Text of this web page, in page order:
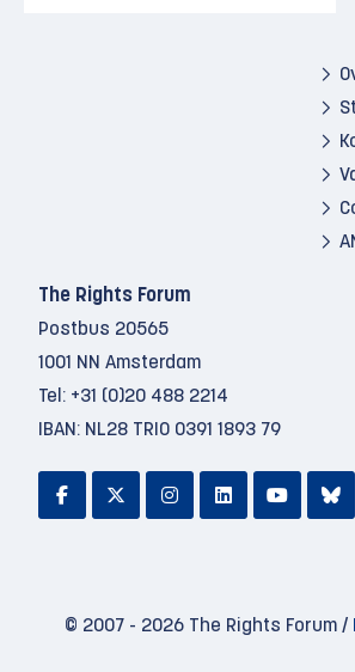
The Rights Forum
Postbus 20565
1001 NN Amsterdam
Tel: +31 (0)20 488 2214
IBAN: NL28 TRIO 0391 1893 79
© 2007 - 2026 The Rights Forum /